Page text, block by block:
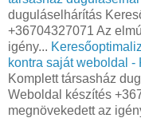
duguláselhárítás
+36704327071 Az
igény...
kontra saját weboldal
Komplett társasház
Weboldal készítés
megnövekedett az